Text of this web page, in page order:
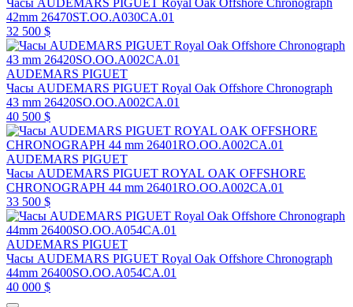
42mm 26470ST.OO.A030CA.01
32 500 $
AUDEMARS PIGUET
Часы AUDEMARS PIGUET Royal Oak Offshore Chronograph
43 mm 26420SO.OO.A002CA.01
40 500 $
AUDEMARS PIGUET
Часы AUDEMARS PIGUET ROYAL OAK OFFSHORE
CHRONOGRAPH 44 mm 26401RO.OO.A002CA.01
33 500 $
AUDEMARS PIGUET
Часы AUDEMARS PIGUET Royal Oak Offshore Chronograph
44mm 26400SO.OO.A054CA.01
40 000 $